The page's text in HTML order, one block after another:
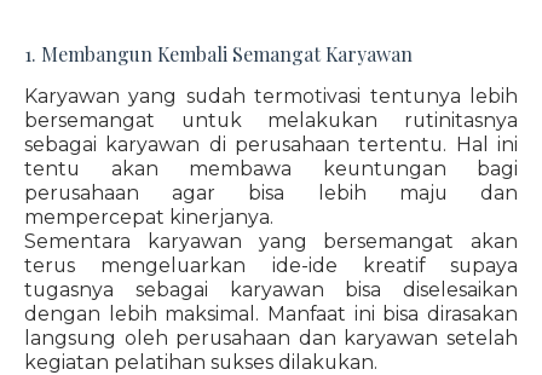
1. Membangun Kembali Semangat Karyawan
Karyawan yang sudah termotivasi tentunya lebih
bersemangat untuk melakukan rutinitasnya
sebagai karyawan di perusahaan tertentu. Hal ini
tentu akan membawa keuntungan bagi
perusahaan agar bisa lebih maju dan
mempercepat kinerjanya.
Sementara karyawan yang bersemangat akan
terus mengeluarkan ide-ide kreatif supaya
tugasnya sebagai karyawan bisa diselesaikan
dengan lebih maksimal. Manfaat ini bisa dirasakan
langsung oleh perusahaan dan karyawan setelah
kegiatan pelatihan sukses dilakukan.